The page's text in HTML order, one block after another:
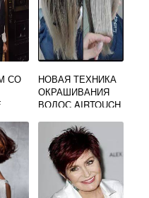
СО
НОВАЯ ТЕХНИКА
ОКРАШИВАНИЯ
ВОЛОС AIRTOUCH